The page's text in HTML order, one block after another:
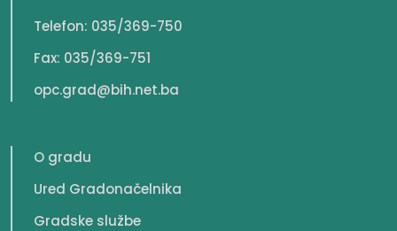
Telefon: 035/369-750
Fax: 035/369-751
opc.grad@bih.net.ba
O gradu
Ured Gradonačelnika
Gradske službe